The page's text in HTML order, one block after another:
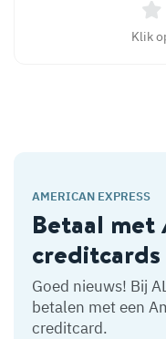
Klik
AMERICAN EXPRESS
Betaal met
Goed nieuws! Bij
betalen met een
creditcard.